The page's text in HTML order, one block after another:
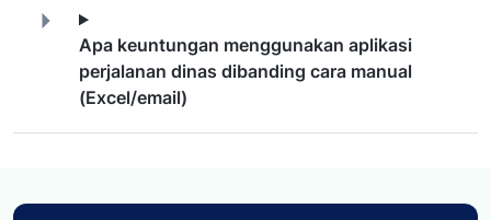
Apa keuntungan menggunakan aplikasi
perjalanan dinas dibanding cara manual
(Excel/email)